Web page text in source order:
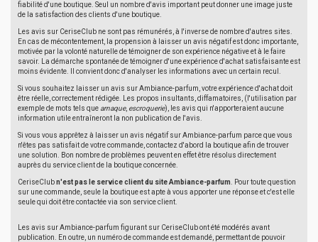
fiabilité d'une boutique. Seul un nombre d'avis important peut donner une image juste
de la satisfaction des clients d'une boutique.
Les avis sur CeriseClub ne sont pas rémunérés, à l'inverse de nombre d'autres sites.
En cas de mécontentement, la propension à laisser un avis négatif est donc importante,
motivée par la volonté naturelle de témoigner de son expérience négative et à le faire
savoir. La démarche spontanée de témoigner d'une expérience d'achat satisfaisante est
moins évidente. Il convient donc d'analyser les informations avec un certain recul.
Si vous souhaitez laisser un avis sur Ambiance-parfum, votre expérience d'achat doit
être réelle, correctement rédigée. Les propos insultants, diffamatoires, (l'utilisation par
exemple de mots tels que arnaque, escroquerie), les avis qui n'apporteraient aucune
information utile entraîneront la non publication de l'avis.
Si vous vous apprêtez à laisser un avis négatif sur Ambiance-parfum parce que vous
n'êtes pas satisfait de votre commande, contactez d'abord la boutique afin de trouver
une solution. Bon nombre de problèmes peuvent en effet être résolus directement
auprès du service client de la boutique concernée.
CeriseClubn'est pas le service client du site Ambiance-parfum . Pour toute question
sur une commande, seule la boutique est apte à vous apporter une réponse et c'est elle
seule qui doit être contactée via son service client.
Les avis sur Ambiance-parfum figurant sur CeriseClub ont été modérés avant
publication. En outre, un numéro de commande est demandé, permettant de pouvoir